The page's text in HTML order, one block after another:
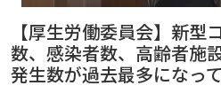
【厚生労働委員会】新型
数、感染者数、高齢者施
発生数が過去最多になっ